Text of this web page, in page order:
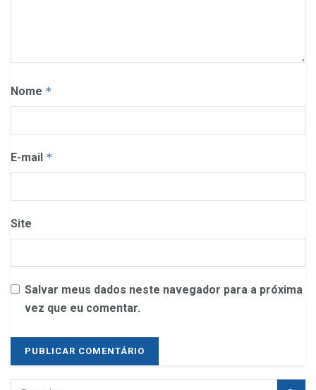
Nome *
E-mail *
Site
Salvar meus dados neste navegador para a próxima
vez que eu comentar.